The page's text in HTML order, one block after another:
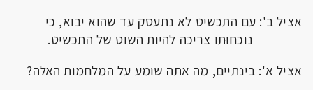
אציל ב': עם התכשיט לא נתעסק עד שהוא יבוא, כי
נוכחוּתו צריכה להיות השוט של התכשיט.
אציל א': בינתיים, מה אתה שומע על המלחמות האלה?